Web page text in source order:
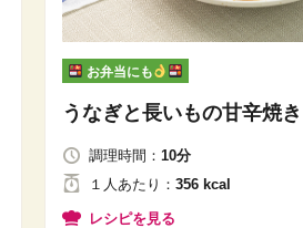
お弁当にも
うなぎと長いもの甘辛焼き
調理時間： 10分
１人 あたり ： 356 kcal
レシピを見る